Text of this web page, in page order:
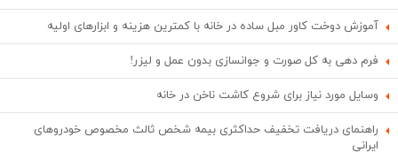
آموزش دوخت کاور مبل ساده در خانه با کمترین هزینه و ابزارهای اولیه
فرم دهی به کل صورت و جوانسازی بدون عمل و لیزر!
وسایل مورد نیاز برای شروع کاشت ناخن در خانه
راهنمای دریافت تخفیف حداکثری بیمه شخص ثالث مخصوص خودروهای
ایرانی